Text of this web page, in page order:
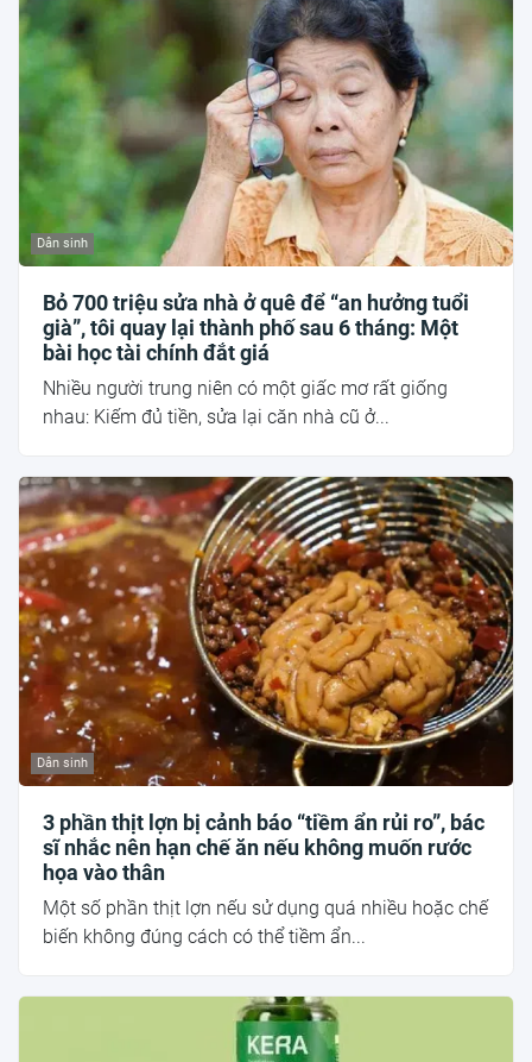
Dân sinh
Bỏ 700 triệu sửa nhà ở quê để “an hưởng tuổi
già”, tôi quay lại thành phố sau 6 tháng: Một
bài học tài chính đắt giá
Nhiều người trung niên có một giấc mơ rất giống
nhau: Kiếm đủ tiền, sửa lại căn nhà cũ ở...
Dân sinh
3 phần thịt lợn bị cảnh báo “tiềm ẩn rủi ro”, bác
sĩ nhắc nên hạn chế ăn nếu không muốn rước
họa vào thân
Một số phần thịt lợn nếu sử dụng quá nhiều hoặc chế
biến không đúng cách có thể tiềm ẩn...